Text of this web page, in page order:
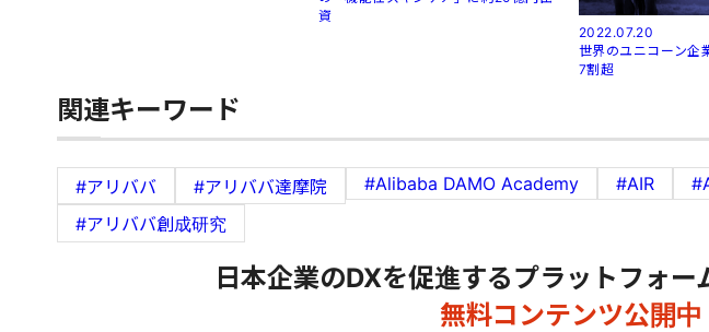
資
2022.07.20
世界のユニコーン企
7割超
関連キーワード
#アリババ #アリババ達摩院 #Alibaba DAMO Academy #AIR
#アリババ創成研究
日本企業のDXを促進するプラットフォー
無料コンテンツ公開中